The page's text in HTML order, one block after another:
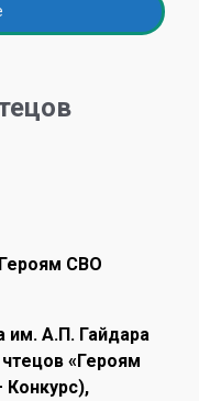
им. А.П. Гайдара
«Героям